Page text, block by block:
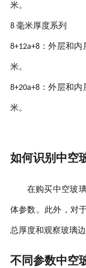
米。
8 毫米厚度系列
8+12a+8：外层和
米。
8+20a+8：外层和
米。
如何识别中空
在购买中空玻
体参数。此外，对
总厚度和观察玻璃
不同参数中空